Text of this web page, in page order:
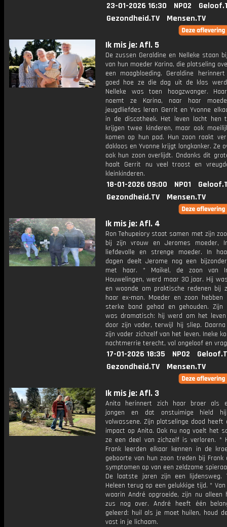
23-01-2026 16:30 NPO2
Gezondheid.TV
Mensen.TV
Ik mis je: Afl. 5
De zussen Geraldine en Nelleke staan
van hun moeder Karina, die plotseling
een maagbloeding. Geraldine
goed hoe ze die dag uit de klas werd
Nelleke was toen hoogzwanger.
noemt ze Karina, naar haar
jeugdliefdes leren Gerrit en Yvonne
in de discotheek. Het leven lacht hen
krijgen twee kinderen, maar ook
komen op hun pad. Hun zoon raakt
dakloos en Yvonne krijgt longkanker. Ze
ook hun zoon overlijdt. Ondanks dit
haalt Gerrit nu veel troost en
kleinkinderen.
18-01-2026 09:00 NPO1
Gezondheid.TV
Mensen.TV
Ik mis je: Afl. 4
Ron Tehupeiory staat samen met zijn
bij zijn vrouw en Jeromes moeder,
liefdevolle en strenge moeder. In
dagen deelt Jerome nog een
met haar. * Maikel, de zoon van
Houwelingen, werd maar 30 jaar. Hij
en woonde om praktische redenen bij
haar ex-man. Moeder en zoon hebben
sterke band gehad en gehouden. Zijn
was dramatisch: hij werd om het
door zijn vader, terwijl hij sliep.
zijn vader zichzelf van het leven. Ineke
nachtmerrie terecht, vol ongeloof en
17-01-2026 18:35 NPO2
Gezondheid.TV
Mensen.TV
Ik mis je: Afl. 3
Anita herinnert zich haar broer als
jongen en dat onstuimige hield
volwassene. Zijn plotselinge dood heeft
impact op Anita. Ook nu nog voelt het
ze een deel van zichzelf is verloren. *
Frank leerden elkaar kennen in de
geboorte van hun zoon treden bij Frank
symptomen op van een zeldzame
De laatste jaren zijn een lijdensweg.
Heleen terug op een gelukkige tijd. *
waarin André opgroeide, zijn nu alleen
zus nog over. André heeft één
geleerd: huil als je moet huilen, houd
vast in je lichaam.